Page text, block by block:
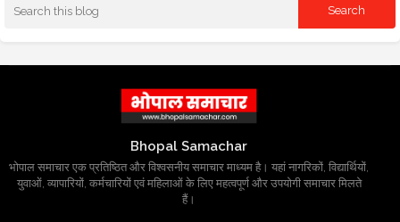
Bhopal Samachar
भोपाल समाचार एक प्रतिष्ठित और विश्वसनीय समाचार माध्यम है। यहां नागरिकों, विद्यार्थियों,
युवाओं, व्यापारियों, कर्मचारियों एवं महिलाओं के लिए महत्वपूर्ण और उपयोगी समाचार मिलते
हैं।